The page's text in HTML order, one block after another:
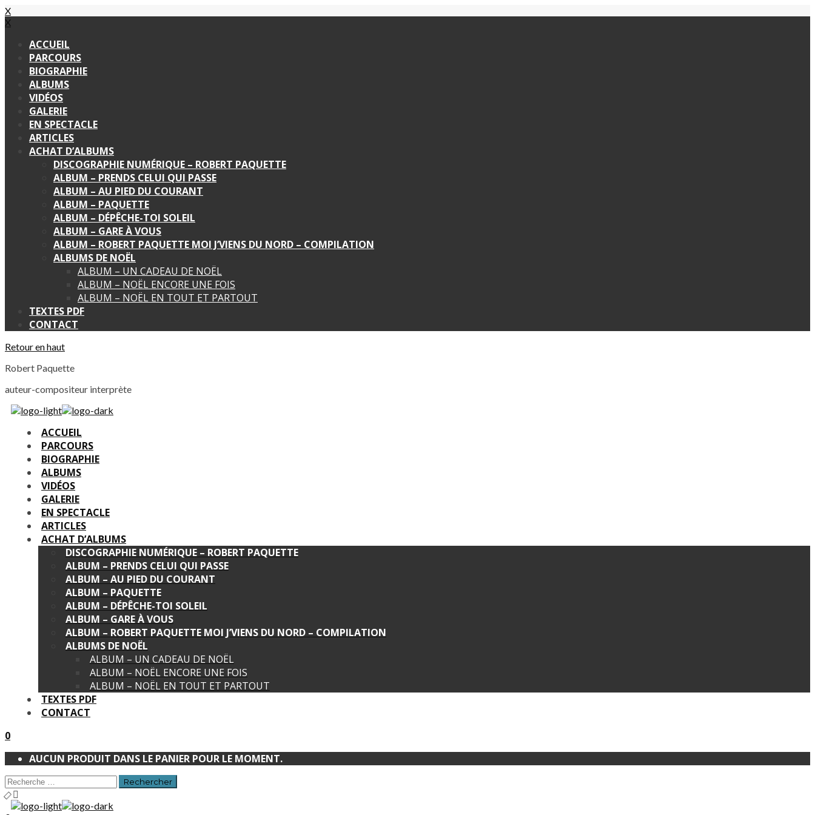
X
X
ACCUEIL
PARCOURS
BIOGRAPHIE
ALBUMS
VIDÉOS
GALERIE
EN SPECTACLE
ARTICLES
ACHAT D’ALBUMS
DISCOGRAPHIE NUMÉRIQUE – ROBERT PAQUETTE
ALBUM – PRENDS CELUI QUI PASSE
ALBUM – AU PIED DU COURANT
ALBUM – PAQUETTE
ALBUM – DÉPÊCHE-TOI SOLEIL
ALBUM – GARE À VOUS
ALBUM – ROBERT PAQUETTE MOI J’VIENS DU NORD – COMPILATION
ALBUMS DE NOËL
ALBUM – UN CADEAU DE NOËL
ALBUM – NOËL ENCORE UNE FOIS
ALBUM – NOËL EN TOUT ET PARTOUT
TEXTES PDF
CONTACT
Retour en haut
Robert Paquette
auteur-compositeur interprète
ACCUEIL
PARCOURS
BIOGRAPHIE
ALBUMS
VIDÉOS
GALERIE
EN SPECTACLE
ARTICLES
ACHAT D’ALBUMS
DISCOGRAPHIE NUMÉRIQUE – ROBERT PAQUETTE
ALBUM – PRENDS CELUI QUI PASSE
ALBUM – AU PIED DU COURANT
ALBUM – PAQUETTE
ALBUM – DÉPÊCHE-TOI SOLEIL
ALBUM – GARE À VOUS
ALBUM – ROBERT PAQUETTE MOI J’VIENS DU NORD – COMPILATION
ALBUMS DE NOËL
ALBUM – UN CADEAU DE NOËL
ALBUM – NOËL ENCORE UNE FOIS
ALBUM – NOËL EN TOUT ET PARTOUT
TEXTES PDF
CONTACT
0
AUCUN PRODUIT DANS LE PANIER POUR LE MOMENT.